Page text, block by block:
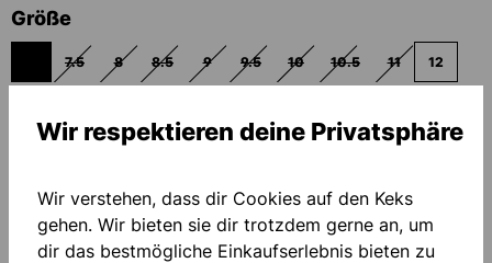
Größeauswählen
(DIESE OPTION IST ZURZEIT NICHT VERFÜGBAR.)
7.5
(DIESE OPTION IST ZURZEIT NICHT VERFÜGBAR.)
8
(DIESE OPTION IST ZURZEIT NICHT VERFÜGBAR.)
8.5
(DIESE OPTION IST ZURZEIT NICHT VERFÜGBAR.)
9
(DIESE OPTION IST ZURZEIT NICHT VERFÜGBAR.)
9.5
(DIESE OPTION IST ZURZEIT NICHT
10
(DIESE OPTION IST ZURZEIT
10.5
(DIESE OPTION IST
11
(DIESE OPTION
12
Welche Größe passt mir?
PERSONALISIERUNG HINZUFÜGEN
Grundpreis 45,00 €*
Wir respektieren deine Privatsphäre
Wir verstehen, dass dir Cookies auf den Keks
gehen. Wir bieten sie dir trotzdem gerne an, um
dir das bestmögliche Einkaufserlebnis bieten zu